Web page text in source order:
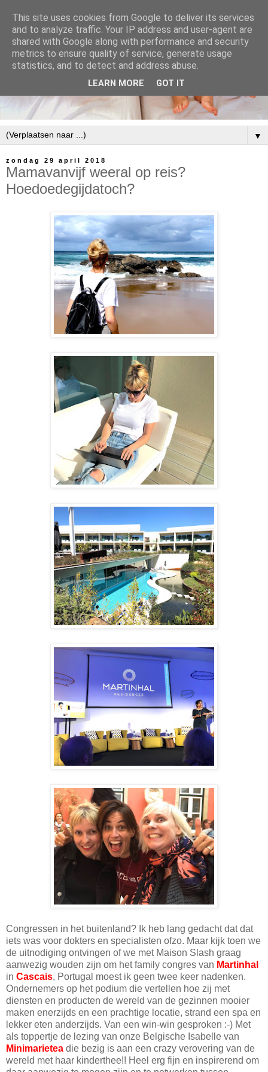
▼
zondag 29 april 2018
Mamavanvijf weeral op reis?
Hoedoedegijdatoch?
Congressen in het buitenland? Ik heb lang gedacht dat dat
iets was voor dokters en specialisten ofzo. Maar kijk toen we
de uitnodiging ontvingen of we met Maison Slash graag
aanwezig wouden zijn om het family congres van Martinhal
in Cascais, Portugal moest ik geen twee keer nadenken.
Ondernemers op het podium die vertellen hoe zij met
diensten en producten de wereld van de gezinnen mooier
maken enerzijds en een prachtige locatie, strand een spa en
lekker eten anderzijds. Van een win-win gesproken :-) Met
als toppertje de lezing van onze Belgische Isabelle van
Minimarietea die bezig is aan een crazy verovering van de
wereld met haar kinderthee!! Heel erg fijn en inspirerend om
This site uses cookies from Google to deliver its services
and to analyze traffic. Your IP address and user-agent are
shared with Google along with performance and security
metrics to ensure quality of service, generate usage
statistics, and to detect and address abuse.
LEARN MORE GOT IT